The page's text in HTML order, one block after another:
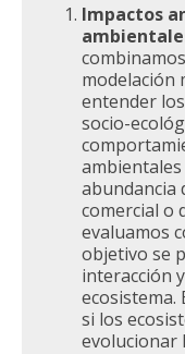
Impactos
modelación
entender
socio-
abundancia
comercial o
evaluamos
objetivo se
interacción
ecosistema.
si los
evolucionar